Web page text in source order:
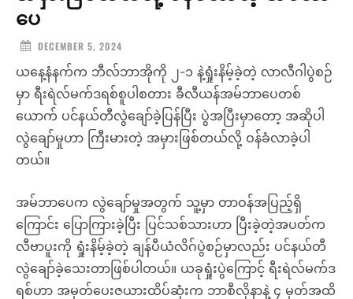
ပေ
DECEMBER 5, 2024
ယနေ့နံနက်က ဘီလ်ဘာအိုကို ၂-၁ နဲ့ရှုံးနိမ့်ခဲ့တဲ့ လာလီဂါပွဲစဉ်
မှာ ရီးရဲလ်မက်ဒရစ်စူပါစတား ခီလီယန်အမ်ဘာပေတစ်
ယောက် ပင်နယ်တီလွဲချော်ခဲ့ပြန်ပြီး ပွဲအပြီးမှာတော့ အဆိုပါ
လွဲချော်မှုဟာ ကြီးမားတဲ့ အမှားဖြစ်တယ်လို့ ဝန်ခံလာခဲ့ပါ
တယ်။
အမ်ဘာပေက လွဲချော်မှုအတွက် သူ့မှာ တာဝန်အပြည့်ရှိ
ကြောင်း ပြောကြားခဲ့ပြီး ပြင်သစ်သားဟာ ပြီးခဲ့တဲ့အပတ်က
လီဗာပူးကို ရှုံးနိမ့်ခဲ့တဲ့ ချန်ပီယံလိဂ်ပွဲစဉ်မှာလည်း ပင်နယ်တီ
လွဲချော်ခဲ့သေးတာဖြစ်ပါတယ်။ ယခုရှုံးပွဲကြောင့် ရီးရဲလ်မက်ဒ
ရစ်ဟာ အမှတ်ပေးဇယားထိပ်ဆုံးက ဘာစီလိုနာနဲ့ ၄ မှတ်အထိ